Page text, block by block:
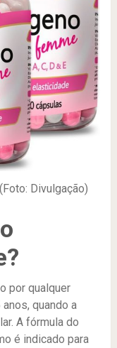
Divulgação)
por qualquer
quando a
A fórmula do
é indicado para